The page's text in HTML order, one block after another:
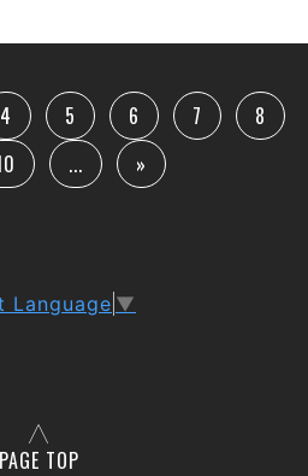
4 5 6 7
8
... »
Language ▼
PAGE TOP